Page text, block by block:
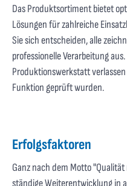
Das Produktsortiment bietet
Lösungen für zahlreiche
Sie sich entscheiden, alle
professionelle Verarbeitung
Produktionswerkstatt
Funktion geprüft wurden.
Erfolgsfaktoren
Ganz nach dem Motto
ständige Weiterentwicklung in